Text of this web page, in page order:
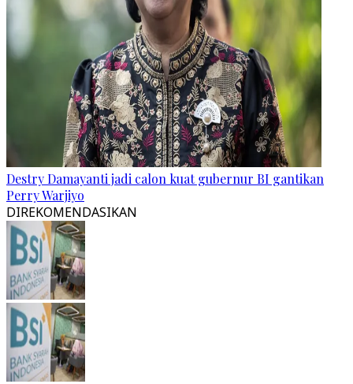
Destry Damayanti jadi calon kuat gubernur BI gantikan
Perry Warjiyo
DIREKOMENDASIKAN